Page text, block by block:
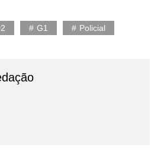
G1 Policial